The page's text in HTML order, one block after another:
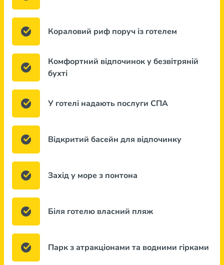
Кораловий риф поруч із готелем
Комфортний відпочинок у безвітряній
бухті
У готелі надають послуги СПА
Відкритий басейн для відпочинку
Захід у море з понтона
Біля готелю власний пляж
Парк з атракціонами та водними гірками